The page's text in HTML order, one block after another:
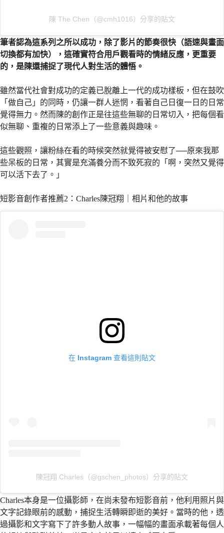
陳 The Chen（@cmh1016）分享的貼文
筆者認為這系列之所以成功，除了影片的節奏很快（語速與畫面
切換都有加快），這確實符合用戶觀看時的情緒反應，更重要
的，是陳還捕捉了現代人對生活的體悟。
雖然當代社會對成功的定義已脫離上一代的成功樣板，但在鼓吹
「做自己」的同時，仍讓一群人迷惘，看著自己日復一日的日常
覺得無力。然而陳的創作正是往這些無聊的日常切入，把每個看
似無聊、重複的日常添上了一些意義與趣味。
這些觀照，讓粉絲在看的時候突然就覺得被安慰了──原來我那
些呆板的日常，其實是充滿養分而不致死寂的「啊，突然又覺得
可以活下去了。」
短影音創作者推薦2：Charles陳冠翔｜相片和他的故事
在 Instagram 查看這則貼文
陳冠翔 Charles（@gschen_photos）分享的貼文
Charles本身是一位攝影師，在尚未發布短影音前，他利用照片與
文字記錄眼前的感動，捕捉生活轉瞬即逝的美好。當時的他，透
過攝影和文字寫下了許多動人故事，一幅幅的畫面承載著每個人